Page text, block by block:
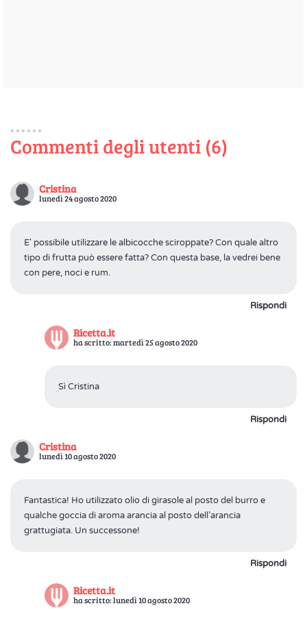
Commenti degli utenti (6)
Cristina
lunedì 24 agosto 2020
E' possibile utilizzare le albicocche sciroppate? Con quale altro
tipo di frutta può essere fatta? Con questa base, la vedrei bene
con pere, noci e rum.
Rispondi
Ricetta.it
ha scritto: martedì 25 agosto 2020
Sì Cristina
Rispondi
Cristina
lunedì 10 agosto 2020
Fantastica! Ho utilizzato olio di girasole al posto del burro e
qualche goccia di aroma arancia al posto dell’arancia
grattugiata. Un successone!
Rispondi
Ricetta.it
ha scritto: lunedì 10 agosto 2020